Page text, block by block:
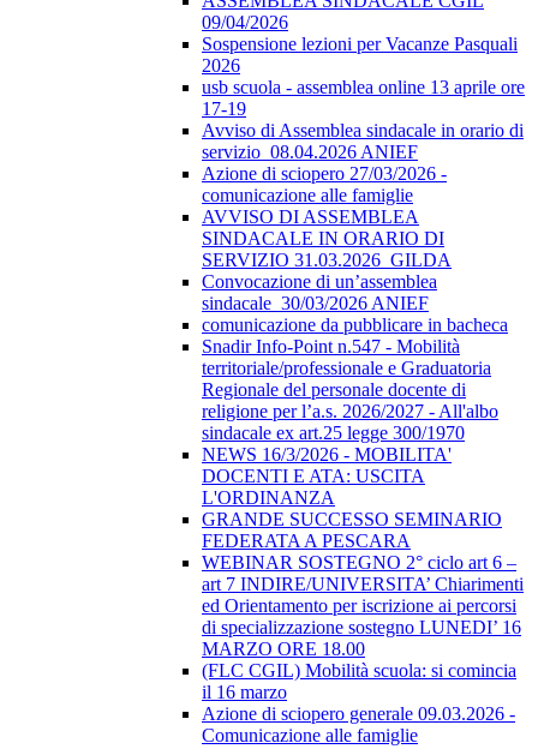
09/04/2026
Sospensione lezioni per Vacanze Pasquali
2026
usb scuola - assemblea online 13 aprile ore
17-19
Avviso di Assemblea sindacale in orario di
servizio_08.04.2026 ANIEF
Azione di sciopero 27/03/2026 -
comunicazione alle famiglie
AVVISO DI ASSEMBLEA
SINDACALE IN ORARIO DI
SERVIZIO 31.03.2026_GILDA
Convocazione di un’assemblea
sindacale_30/03/2026 ANIEF
comunicazione da pubblicare in bacheca
Snadir Info-Point n.547 - Mobilità
territoriale/professionale e Graduatoria
Regionale del personale docente di
religione per l’a.s. 2026/2027 - All'albo
sindacale ex art.25 legge 300/1970
NEWS 16/3/2026 - MOBILITA'
DOCENTI E ATA: USCITA
L'ORDINANZA
GRANDE SUCCESSO SEMINARIO
FEDERATA A PESCARA
WEBINAR SOSTEGNO 2° ciclo art 6 –
art 7 INDIRE/UNIVERSITA’ Chiarimenti
ed Orientamento per iscrizione ai percorsi
di specializzazione sostegno LUNEDI’ 16
MARZO ORE 18.00
(FLC CGIL) Mobilità scuola: si comincia
il 16 marzo
Azione di sciopero generale 09.03.2026 -
Comunicazione alle famiglie